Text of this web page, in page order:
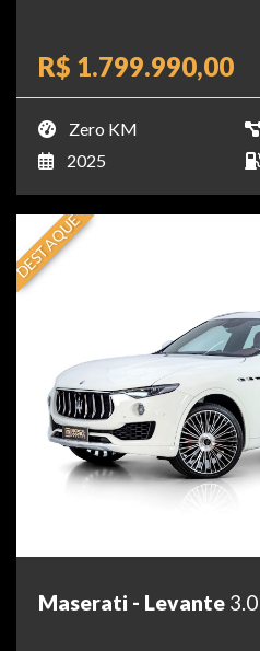
R$ 1.799.990,00
Zero KM
2025
DESTAQUE
Maserati - Levante